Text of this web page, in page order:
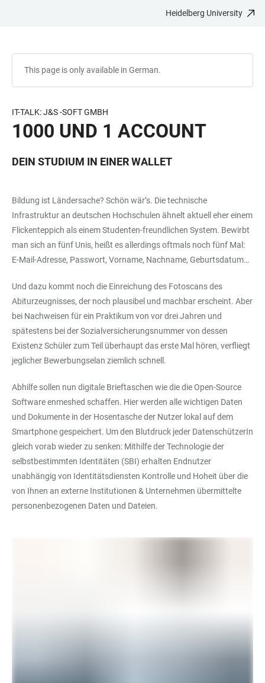
Heidelberg University
This page is only available in German.
IT-TALK: J&S -SOFT GMBH
1000 UND 1 ACCOUNT
DEIN STUDIUM IN EINER WALLET
Bildung ist Ländersache? Schön wär’s. Die technische
Infrastruktur an deutschen Hochschulen ähnelt aktuell eher einem
Flickenteppich als einem Studenten-freundlichen System. Bewirbt
man sich an fünf Unis, heißt es allerdings oftmals noch fünf Mal:
E-Mail-Adresse, Passwort, Vorname, Nachname, Geburtsdatum…
Und dazu kommt noch die Einreichung des Fotoscans des
Abiturzeugnisses, der noch plausibel und machbar erscheint. Aber
bei Nachweisen für ein Praktikum von vor drei Jahren und
spätestens bei der Sozialversicherungsnummer von dessen
Existenz Schüler zum Teil überhaupt das erste Mal hören, verfliegt
jeglicher Bewerbungselan ziemlich schnell.
Abhilfe sollen nun digitale Brieftaschen wie die die Open-Source
Software enmeshed schaffen. Hier werden alle wichtigen Daten
und Dokumente in der Hosentasche der Nutzer lokal auf dem
Smartphone gespeichert. Um den Blutdruck jeder DatenschützerIn
gleich vorab wieder zu senken: Mithilfe der Technologie der
selbstbestimmten Identitäten (SBI) erhalten Endnutzer
unabhängig von Identitätsdiensten Kontrolle und Hoheit über die
von Ihnen an externe Institutionen & Unternehmen übermittelte
personenbezogenen Daten und Dateien.